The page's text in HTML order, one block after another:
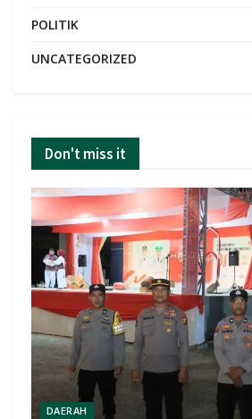
POLITIK
UNCATEGORIZED
Don't miss it
DAERAH